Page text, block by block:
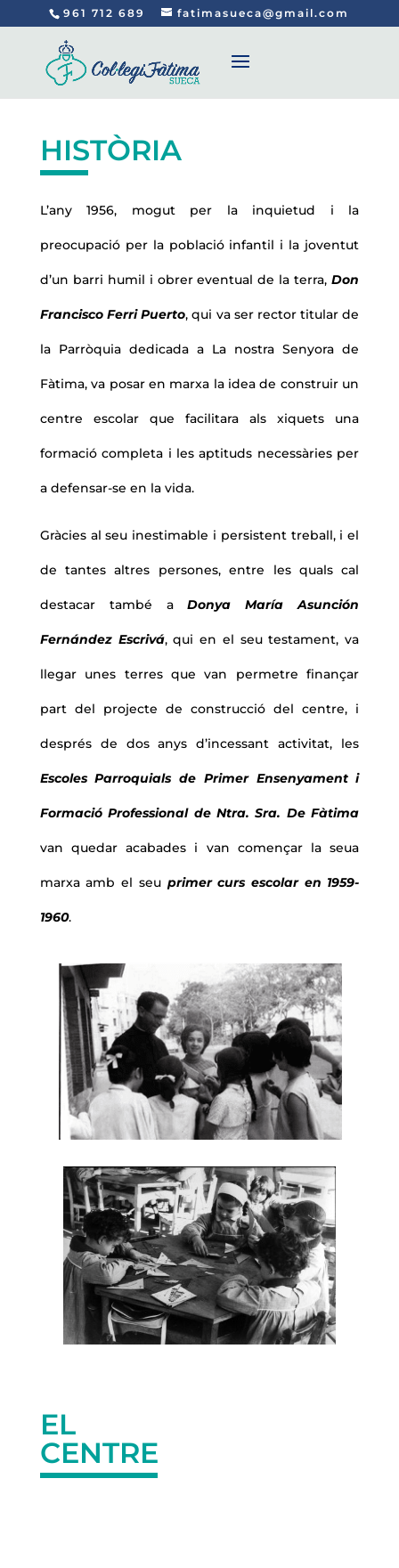
961 712 689 fatimasueca@gmail.com
HISTÒRIA
L’any 1956, mogut per la inquietud i la
preocupació per la població infantil i la joventut
d’un barri humil i obrer eventual de la terra,Don
Francisco Ferri Puerto, qui va ser rector titular de
la Parròquia dedicada a La nostra Senyora de
Fàtima, va posar en marxa la idea de construir un
centre escolar que facilitara als xiquets una
formació completa i les aptituds necessàries per
a defensar-se en la vida.
Gràcies al seu inestimable i persistent treball, i el
de tantes altres persones, entre les quals cal
destacar també aDonya María Asunción
Fernández Escrivá, qui en el seu testament, va
llegar unes terres que van permetre finançar
part del projecte de construcció del centre, i
després de dos anys d’incessant activitat, les
Escoles Parroquials de Primer Ensenyament i
Formació Professional de Ntra. Sra. De Fàtima
van quedar acabades i van començar la seua
marxa amb el seu primer curs escolar en 1959-
1960.
EL
CENTRE